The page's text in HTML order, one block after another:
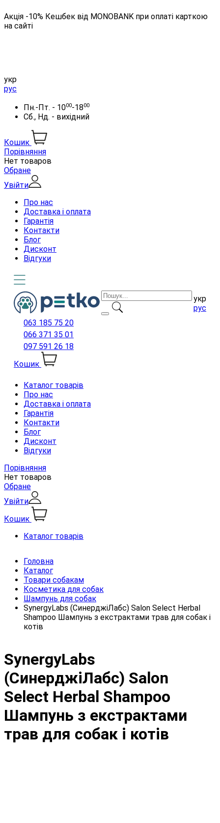
Акція -10% Кешбек від MONOBANK при оплаті карткою
на сайті
укр
рус
Пн.-Пт. - 1000-1800
Сб., Нд. - вихідний
Кошик
Порівняння
Нет товаров
Обране
Увійти
Про нас
Доставка і оплата
Гарантія
Контакти
Блог
Дисконт
Відгуки
укр
рус
063 185 75 20
066 371 35 01
097 591 26 18
Кошик
Каталог товарів
Про нас
Доставка і оплата
Гарантія
Контакти
Блог
Дисконт
Відгуки
Порівняння
Нет товаров
Обране
Увійти
Кошик
Каталог товарів
Головна
Каталог
Товари собакам
Косметика для собак
Шампунь для собак
SynergyLabs (СинерджіЛабс) Salon Select Herbal
Shampoo Шампунь з екстрактами трав для собак і
котів
SynergyLabs
(СинерджіЛабс) Salon
Select Herbal Shampoo
Шампунь з екстрактами
трав для собак і котів